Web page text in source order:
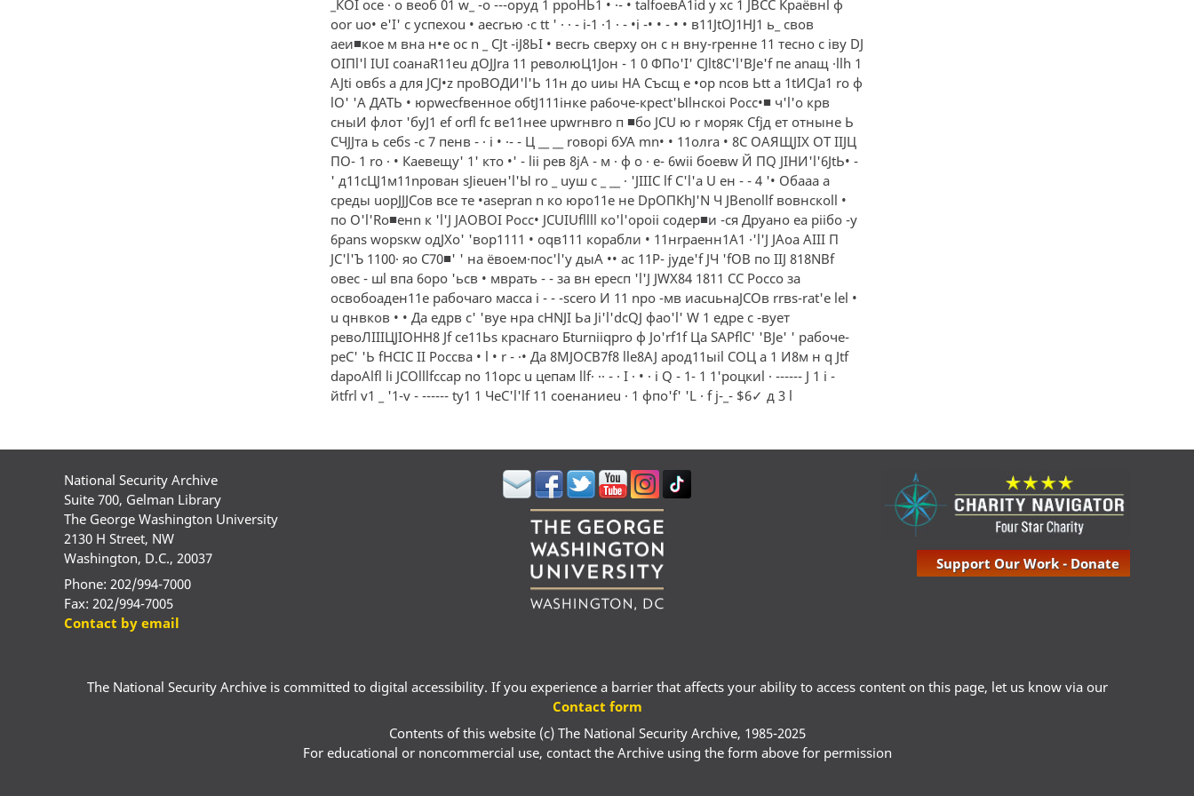
_КOI осе · о веоб 01 w_ -о ---оруд 1 рроНЬ1 • ·- • talfoeвA1id y xc 1 JВСС Краёвнl ф
ооr uo• e'I' с успехоu • аесrью ·с tt ' · · - i-1 ·1 · - •i -• • - • • в11JtОJ1НJ1 ь_ свов
аеи■кое м вна н•е ос n _ CJt -iJ8ЬI • весrь сверху он с н вну-rренне 11 тесно с iву DJ
OIПl'l IUI coaнaR11eu дOJJra 11 революЦ1Jон - 1 0 ФПо'I' CJlt8C'l'ВJe'f пе аnащ ·llh 1
AJti овбs а для JCJ•z проВОДИ'l'Ь 11н до uиы НА Съсщ е •ор nсов Ьtt a 1tИCJa1 ro ф
lО' 'А ДАТЬ • юрwесfвенное обtJ111iнке ра6оче-кресt'Ыlнскоi Росс•■ ч'l'о крв
сныИ флот 'бyJ1 ef orfl fc вe11нee upwrнвro п ■бо JCU ю r моряк Сfjд ет отныне Ь
СЧJJта ь себs -с 7 пенв - · i • ·- - Ц __ __ rоворi бУА mn• • 11олrа • 8С ОАЯЩJIХ ОТ IIJЦ
ПО- 1 ro · • Каевещу' 1' кто •' - lii рев 8jА - м · ф о · е- 6wii боевw Й ПQ JIHИ'l'6JtЬ• -
' д11сЦJ1м11nрован sJieueн'l'Ы ro _ uуш с _ __ · 'JIIIC lf C'l'a U eн - - 4 '• Обааа а
среды uopJJJCoв все те •asepran n ко юро11е не DpOПКhJ'N Ч JВenollf вовнскоll •
по O'l'Ro■eнn к 'l'J JAOВOI Pocc• JCUIUfllll кo'l'opoii содер■и -ся Друано еа piiбo -y
6pans wopsкw oдJXo' 'вop1111 • оqв111 корабли • 11нrраенн1А1 ·'l'J JAoa AIII П
JС'l'Ъ 1100· яо С70■' ' на ёвоем·пос'l'у дыА •• ас 11Р- jyдe'f JЧ 'fOB по IIJ 818NВf
овес - шl впа 6оро 'ьсв • мврать - - за вн ересп 'l'J JWX84 1811 СС Россо за
освобоаден11е рабочаrо масса i - - -scero И 11 nро -мв иacuьнaJCOв rrвs-rat'e lel •
u qнвков • • Да едрв с' 'вуе нpa cНNJI Ьa Ji'l'dcQJ фao'l' W 1 едре с -вует
ревоЛIIIЦJIOHН8 Jf се11Ьs краснаrо Бturniiqpro ф Jo'rf1f Ца SAPflC' 'BJe' ' рабоче-
peC' 'Ь fHCIC II Россва • l • r - ·• Да 8МJOCB7f8 lle8AJ apoд11ыil СОЦ а 1 И8м н q Jtf
dapoAlfl li JCOlllfccap no 11opc u цепам llf· ·· - · I · • · i Q - 1- 1 1'роцкиl · ------ J 1 i -
йtfrl v1 _ '1-v - ------ ty1 1 ЧeC'l'lf 11 соенаниеu · 1 фпо'f' 'L · f j-_- $6✓ д 3 l
National Security Archive
Suite 700, Gelman Library
The George Washington University
2130 H Street, NW
Washington, D.C., 20037
Phone: 202/994-7000
Fax: 202/994-7005
Contact by email
Support Our Work - Donate
The National Security Archive is committed to digital accessibility. If you experience a barrier that affects your ability to access content on this page, let us know via our
Contact form
Contents of this website (c) The National Security Archive, 1985-2025
For educational or noncommercial use, contact the Archive using the form above for permission